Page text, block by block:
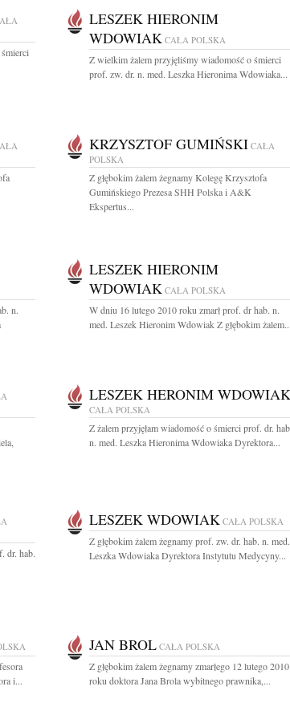
LESZEK HIERONIM
WDOWIAK CAŁA POLSKA
Z wielkim żalem przyjęliśmy wiadomość o śmierci
prof. zw. dr. n. med. Leszka Hieronima Wdowiaka...
KRZYSZTOF GUMIŃSKI CAŁA
POLSKA
Z głębokim żalem żegnamy Kolegę Krzysztofa
Gumińskiego Prezesa SHH Polska i A&K
Ekspertus...
n.
LESZEK HIERONIM
WDOWIAK CAŁA POLSKA
W dniu 16 lutego 2010 roku zmarł prof. dr hab. n.
med. Leszek Hieronim Wdowiak Z głębokim żalem...
LESZEK HERONIM WDOWIAK
CAŁA POLSKA
Z żalem przyjęłam wiadomość o śmierci prof. dr.
n. med. Leszka Hieronima Wdowiaka Dyrektora...
dr. hab.
LESZEK WDOWIAK CAŁA POLSKA
Z głębokim żalem żegnamy prof. zw. dr. hab. n. med.
Leszka Wdowiaka Dyrektora Instytutu Medycyny...
i...
JAN BROL CAŁA POLSKA
Z głębokim żalem żegnamy zmarłego 12 lutego 2010
roku doktora Jana Brola wybitnego prawnika,...